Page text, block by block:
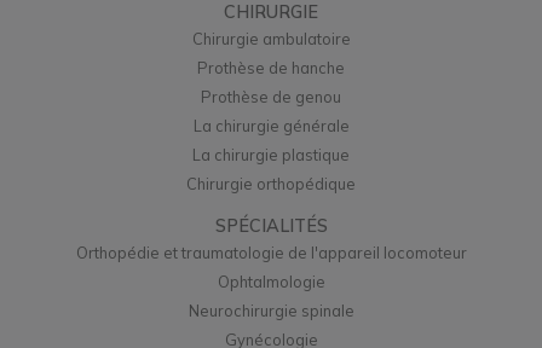
CHIRURGIE
Chirurgie ambulatoire
Prothèse de hanche
Prothèse de genou
La chirurgie générale
La chirurgie plastique
Chirurgie orthopédique
SPÉCIALITÉS
Orthopédie et traumatologie de l'appareil locomoteur
Ophtalmologie
Neurochirurgie spinale
Gynécologie